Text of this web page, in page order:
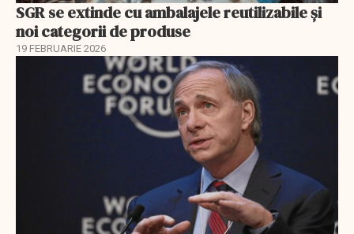
SGR se extinde cu ambalajele reutilizabile și
noi categorii de produse
19 FEBRUARIE 2026